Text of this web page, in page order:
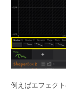
例えばエフェク